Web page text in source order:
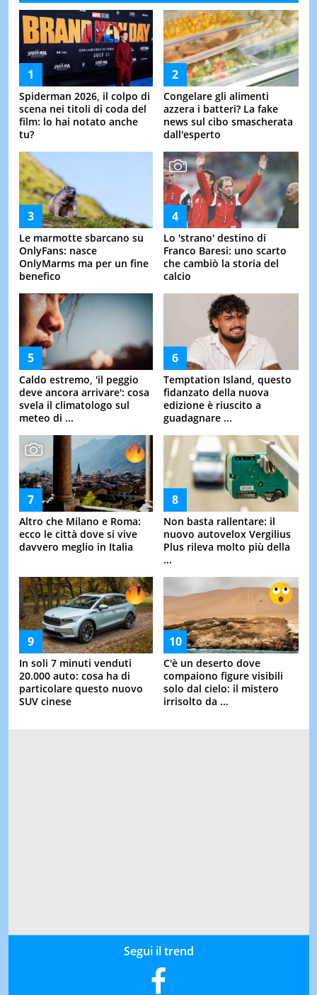
Spiderman 2026, il colpo di
scena nei titoli di coda del
film: lo hai notato anche
tu?
Congelare gli alimenti
azzera i batteri? La fake
news sul cibo smascherata
dall'esperto
Le marmotte sbarcano su
OnlyFans: nasce
OnlyMarms ma per un fine
benefico
Lo 'strano' destino di
Franco Baresi: uno scarto
che cambiò la storia del
calcio
Caldo estremo, 'il peggio
deve ancora arrivare': cosa
svela il climatologo sul
meteo di ...
Temptation Island, questo
fidanzato della nuova
edizione è riuscito a
guadagnare ...
Altro che Milano e Roma:
ecco le città dove si vive
davvero meglio in Italia
Non basta rallentare: il
nuovo autovelox Vergilius
Plus rileva molto più della
...
In soli 7 minuti venduti
20.000 auto: cosa ha di
particolare questo nuovo
SUV cinese
C'è un deserto dove
compaiono figure visibili
solo dal cielo: il mistero
irrisolto da ...
Segui il trend